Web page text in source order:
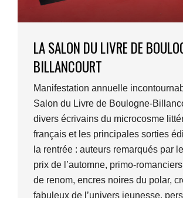
LA SALON DU LIVRE DE
BILLANCOURT
Manifestation annuelle
Salon du Livre de Boulogne-
divers écrivains du microcosme
français et les principales sorties
la rentrée : auteurs remarqués par
prix de l’automne, primo-
de renom, encres noires du polar,
fabuleux de l’univers jeunesse,